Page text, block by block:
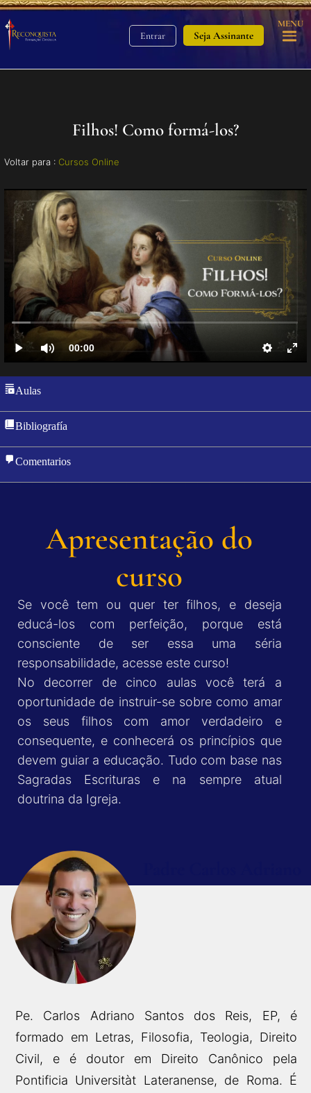
Entrar Seja Assinante
MENU
Filhos! Como formá-los?
Voltar para : Cursos Online
Aulas
Bibliografía
Comentarios
Apresentação do
curso
Se você tem ou quer ter filhos, e deseja
educá-los com perfeição, porque está
consciente de ser essa uma séria
responsabilidade, acesse este curso!
No decorrer de cinco aulas você terá a
oportunidade de instruir-se sobre como amar
os seus filhos com amor verdadeiro e
consequente, e conhecerá os princípios que
devem guiar a educação. Tudo com base nas
Sagradas Escrituras e na sempre atual
doutrina da Igreja.
Pe. Carlos Adriano Santos dos Reis, EP, é
formado em Letras, Filosofia, Teologia, Direito
Civil, e é doutor em Direito Canônico pela
Pontificia Universitàt Lateranense, de Roma. É